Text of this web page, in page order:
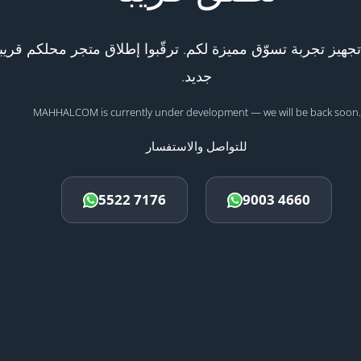
تجربة تسوّق مميزة لكم. ترقّبوا إطلاق متجر محلكم
جديد.
MAHHALCOM is currently under development — we will be back soon.
للتواصل والاستفسار
5522 7176 9003 4660